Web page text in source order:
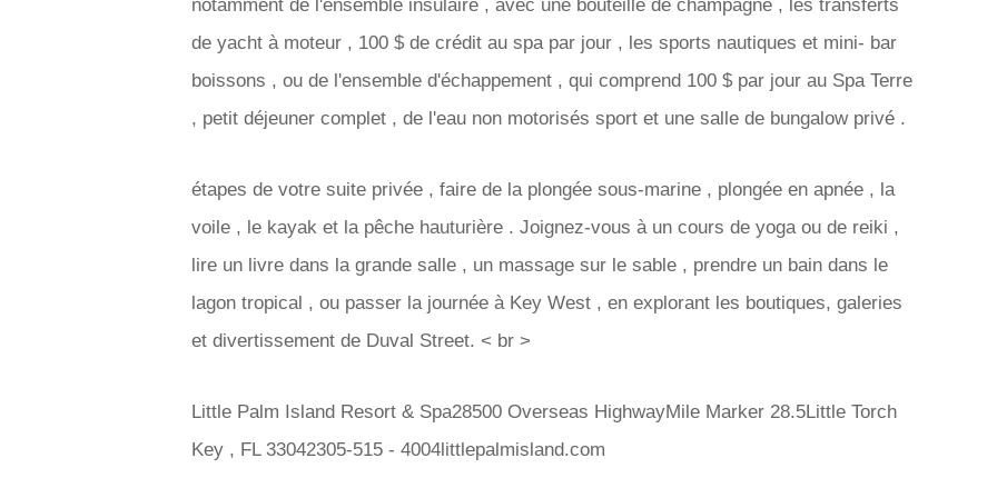
notamment de l'ensemble insulaire , avec une bouteille de champagne , les transferts
de yacht à moteur , 100 $ de crédit au spa par jour , les sports nautiques et mini- bar
boissons , ou de l'ensemble d'échappement , qui comprend 100 $ par jour au Spa Terre
, petit déjeuner complet , de l'eau non motorisés sport et une salle de bungalow privé .
étapes de votre suite privée , faire de la plongée sous-marine , plongée en apnée , la
voile , le kayak et la pêche hauturière . Joignez-vous à un cours de yoga ou de reiki ,
lire un livre dans la grande salle , un massage sur le sable , prendre un bain dans le
lagon tropical , ou passer la journée à Key West , en explorant les boutiques, galeries
et divertissement de Duval Street. < br >
Little Palm Island Resort & Spa28500 Overseas HighwayMile Marker 28.5Little Torch
Key , FL 33042305-515 - 4004littlepalmisland.com